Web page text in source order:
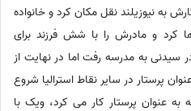
به نیوزیلند نقل مکان کرد و خانواده
کرد و مادرش را با شش فرزند برای
سیدنی به مدرسه رفت اما در نهایت از
سن 16 سالگی به عنوان پرستار در سایر نقاط استرالیا شروع
عنوان پرستار کار می کرد، ویک با